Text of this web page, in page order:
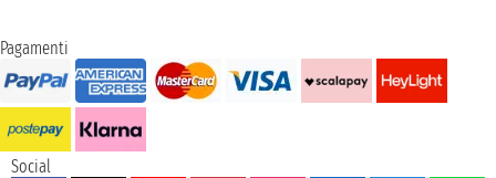
Pagamenti
Social